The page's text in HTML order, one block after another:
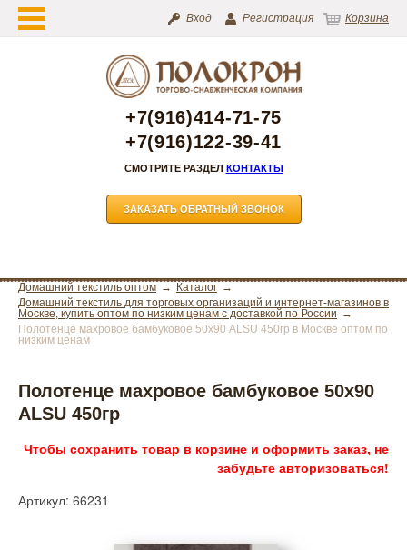
Вход Регистрация Корзина
+7(916)414-71-75
+7(916)122-39-41
СМОТРИТЕ РАЗДЕЛ КОНТАКТЫ
ЗАКАЗАТЬ ОБРАТНЫЙ ЗВОНОК
Домашний текстиль оптом
Каталог
Домашний текстиль для торговых организаций и интернет-магазинов в
Москве, купить оптом по низким ценам с доставкой по России
Полотенце махровое бамбуковое 50х90 ALSU 450гр в Москве оптом по
низким ценам
Полотенце махровое бамбуковое 50х90
ALSU 450гр
Чтобы сохранить товар в корзине и оформить заказ, не
забудьте авторизоваться!
Артикул: 66231